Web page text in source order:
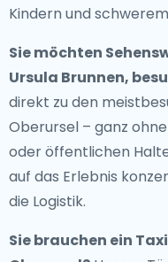
Kindern und
Sie möchten
Ursula Brunnen,
direkt zu den
Oberursel – ganz
oder öffentlichen
auf das Erlebnis
die Logistik.
Sie brauchen ein